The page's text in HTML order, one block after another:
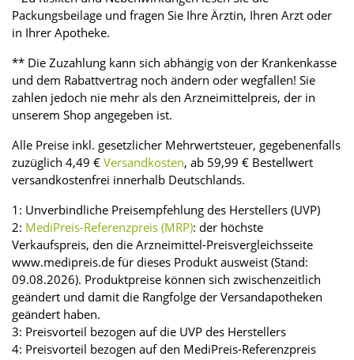
Packungsbeilage und fragen Sie Ihre Ärztin, Ihren Arzt oder
in Ihrer Apotheke.
** Die Zuzahlung kann sich abhängig von der Krankenkasse
und dem Rabattvertrag noch ändern oder wegfallen! Sie
zahlen jedoch nie mehr als den Arzneimittelpreis, der in
unserem Shop angegeben ist.
Alle Preise inkl. gesetzlicher Mehrwertsteuer, gegebenenfalls
zuzüglich 4,49 € Versandkosten, ab 59,99 € Bestellwert
versandkostenfrei innerhalb Deutschlands.
1: Unverbindliche Preisempfehlung des Herstellers (UVP)
2: MediPreis-Referenzpreis (MRP): der höchste
Verkaufspreis, den die Arzneimittel-Preisvergleichsseite
www.medipreis.de für dieses Produkt ausweist (Stand:
09.08.2026). Produktpreise können sich zwischenzeitlich
geändert und damit die Rangfolge der Versandapotheken
geändert haben.
3: Preisvorteil bezogen auf die UVP des Herstellers
4: Preisvorteil bezogen auf den MediPreis-Referenzpreis